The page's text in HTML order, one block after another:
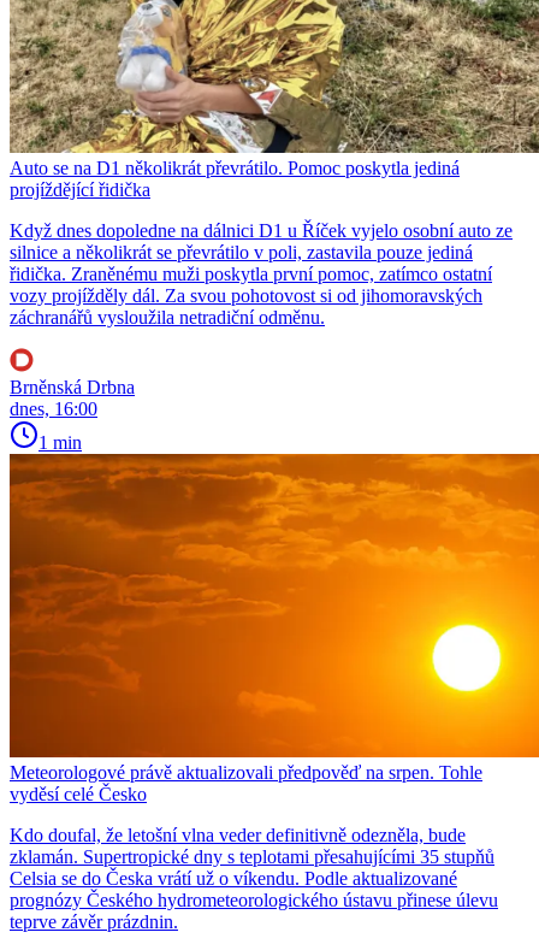
Auto se na D1 několikrát převrátilo. Pomoc poskytla jediná
projíždějící řidička
Když dnes dopoledne na dálnici D1 u Říček vyjelo osobní auto ze
silnice a několikrát se převrátilo v poli, zastavila pouze jediná
řidička. Zraněnému muži poskytla první pomoc, zatímco ostatní
vozy projížděly dál. Za svou pohotovost si od jihomoravských
záchranářů vysloužila netradiční odměnu.
Brněnská Drbna
dnes, 16:00
1 min
Meteorologové právě aktualizovali předpověď na srpen. Tohle
vyděsí celé Česko
Kdo doufal, že letošní vlna veder definitivně odezněla, bude
zklamán. Supertropické dny s teplotami přesahujícími 35 stupňů
Celsia se do Česka vrátí už o víkendu. Podle aktualizované
prognózy Českého hydrometeorologického ústavu přinese úlevu
teprve závěr prázdnin.